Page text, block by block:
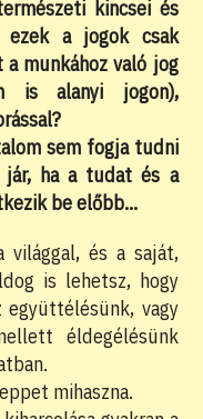
kincsei és
ezek a jogok csak
munkához való jog
is alanyi jogon),
sem fogja tudni
jár, ha a tudat és a
be előbb…
és a saját,
is lehetsz, hogy
együttélésünk, vagy
éldegélésünk
mihaszna.